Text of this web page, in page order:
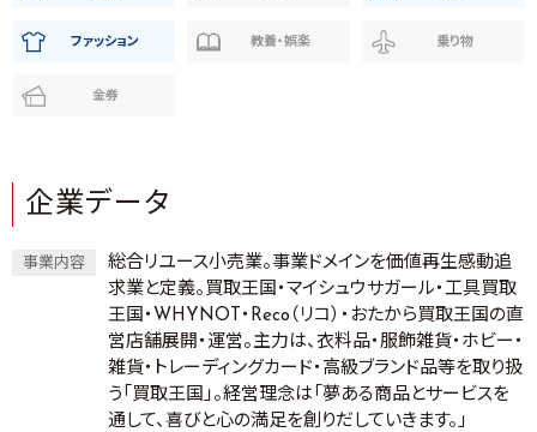
ファッション 教養・娯楽 乗り物
金券
企業データ
事業内容
総合リユース小売業。事業ドメインを価値再生感動追
求業と定義。買取王国・マイシュウサガール・工具買取
王国・WHYNOT・Reco（リコ）・おたから買取王国の直
営店舗展開・運営。主力は、衣料品・服飾雑貨・ホビー・
雑貨・トレーディングカード・高級ブランド品等を取り扱
う「買取王国」。経営理念は「夢ある商品とサービスを
通して、喜びと心の満足を創りだしていきます。」